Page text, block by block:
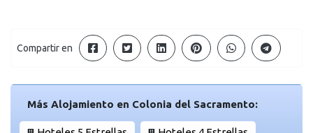
Compartir en
Más Alojamiento en Colonia del Sacramento: